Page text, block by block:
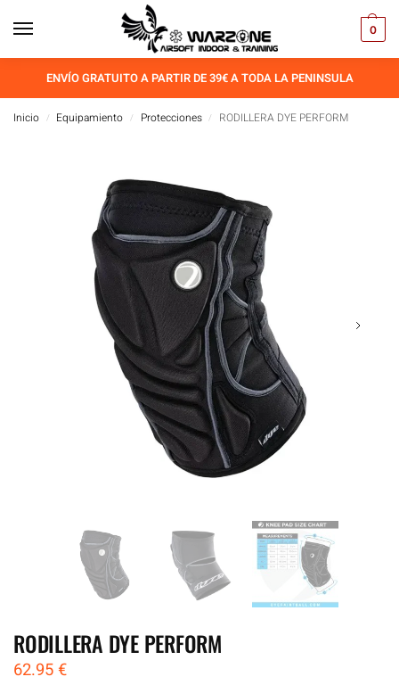
0
ENVÍO GRATUITO A PARTIR DE 39€ A TODA LA PENINSULA
Inicio / Equipamiento / Protecciones / RODILLERA DYE PERFORM
RODILLERA DYE PERFORM
62.95€